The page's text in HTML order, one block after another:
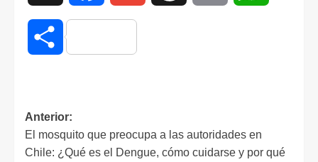
Compartir
Anterior:
El mosquito que preocupa a las autoridades en
Chile: ¿Qué es el Dengue, cómo cuidarse y por qué